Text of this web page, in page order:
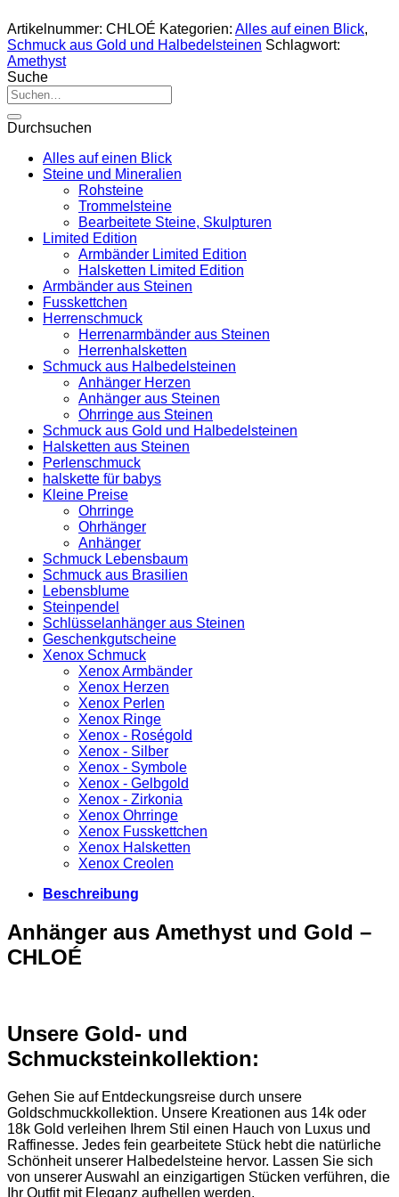
Artikelnummer: CHLOÉ Kategorien: Alles auf einen Blick,
Schmuck aus Gold und Halbedelsteinen Schlagwort:
Amethyst
Suche
Suche
nach:
Durchsuchen
Alles auf einen Blick
Steine und Mineralien
Rohsteine
Trommelsteine
Bearbeitete Steine, Skulpturen
Limited Edition
Armbänder Limited Edition
Halsketten Limited Edition
Armbänder aus Steinen
Fusskettchen
Herrenschmuck
Herrenarmbänder aus Steinen
Herrenhalsketten
Schmuck aus Halbedelsteinen
Anhänger Herzen
Anhänger aus Steinen
Ohrringe aus Steinen
Schmuck aus Gold und Halbedelsteinen
Halsketten aus Steinen
Perlenschmuck
halskette für babys
Kleine Preise
Ohrringe
Ohrhänger
Anhänger
Schmuck Lebensbaum
Schmuck aus Brasilien
Lebensblume
Steinpendel
Schlüsselanhänger aus Steinen
Geschenkgutscheine
Xenox Schmuck
Xenox Armbänder
Xenox Herzen
Xenox Perlen
Xenox Ringe
Xenox - Roségold
Xenox - Silber
Xenox - Symbole
Xenox - Gelbgold
Xenox - Zirkonia
Xenox Ohrringe
Xenox Fusskettchen
Xenox Halsketten
Xenox Creolen
Beschreibung
Anhänger aus Amethyst und Gold –
CHLOÉ
Unsere Gold- und
Schmucksteinkollektion:
Gehen Sie auf Entdeckungsreise durch unsere
Goldschmuckkollektion. Unsere Kreationen aus 14k oder
18k Gold verleihen Ihrem Stil einen Hauch von Luxus und
Raffinesse. Jedes fein gearbeitete Stück hebt die natürliche
Schönheit unserer Halbedelsteine hervor. Lassen Sie sich
von unserer Auswahl an einzigartigen Stücken verführen, die
Ihr Outfit mit Eleganz aufhellen werden.